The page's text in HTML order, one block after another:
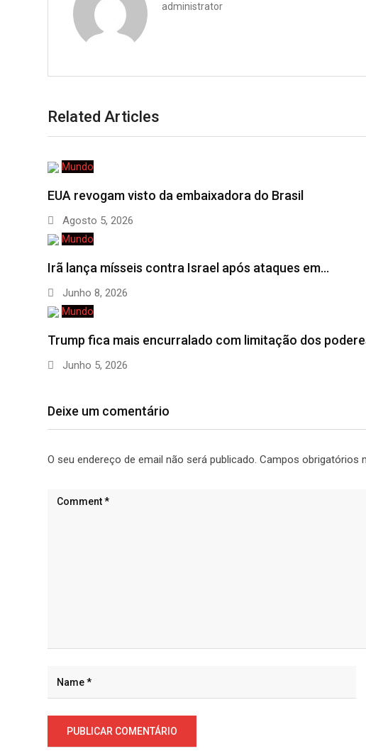
administrator
Related Articles
Mundo
EUA revogam visto da embaixadora do Brasil
Agosto 5, 2026
Mundo
Irã lança mísseis contra Israel após ataques em…
Junho 8, 2026
Mundo
Trump fica mais encurralado com limitação dos
Junho 5, 2026
Deixe um comentário
O seu endereço de email não será publicado. Campos obrigatórios